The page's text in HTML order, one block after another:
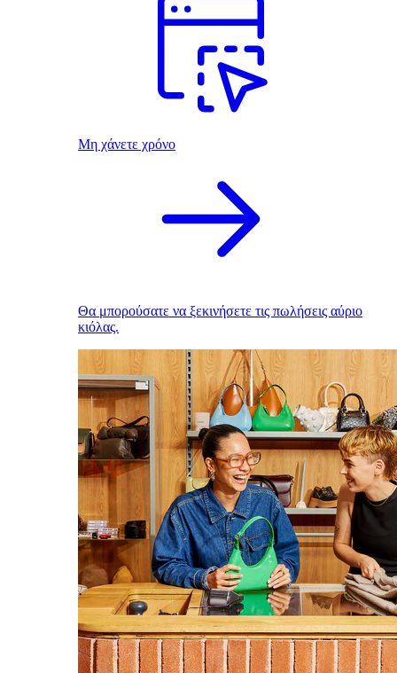
Μη χάνετε χρόνο
Θα μπορούσατε να ξεκινήσετε τις πωλήσεις αύριο
κιόλας.